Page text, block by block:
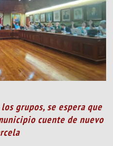
grupos, se espera que
cuente de nuevo